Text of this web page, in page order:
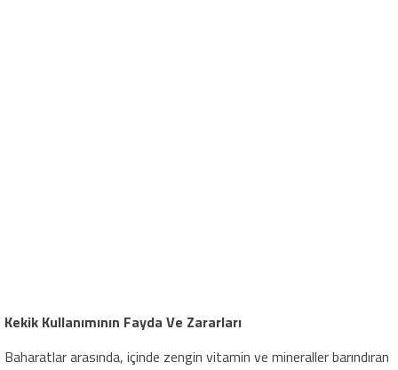
Kekik Kullanımının Fayda Ve Zararları
Baharatlar arasında, içinde zengin vitamin ve mineraller barındıran